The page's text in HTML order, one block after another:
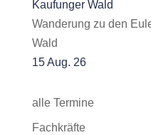
Wanderung zu den
Wald
15 Aug. 26
alle Termine
Fachkräfte